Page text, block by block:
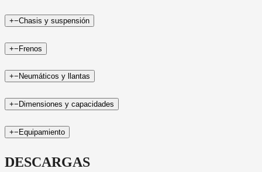
+−Chasis y suspensión
+−Frenos
+− Neumáticos y llantas
+− Dimensiones y capacidades
+− Equipamiento
DESCARGAS